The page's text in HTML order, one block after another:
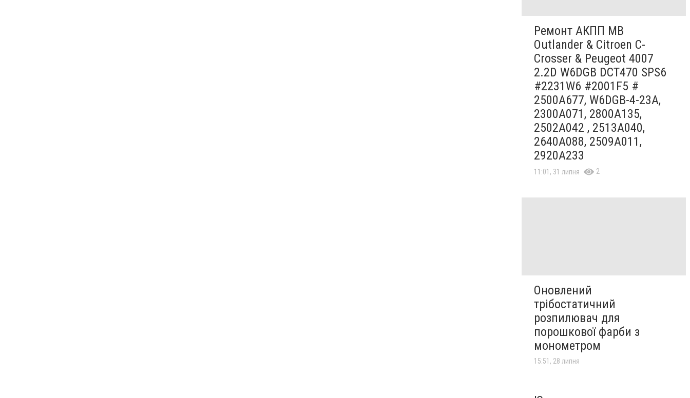
Ремонт АКПП MB
Outlander & Citroen C-
Crosser & Peugeot 4007
2.2D W6DGB DCT470 SPS6
#2231W6 #2001F5 #
2500A677, W6DGB-4-23A,
2300A071, 2800A135,
2502A042 , 2513A040,
2640A088, 2509A011,
2920A233
11:01, 31 липня 2
Оновлений
трібостатичний
розпилювач для
порошкової фарби з
монометром
15:51, 28 липня